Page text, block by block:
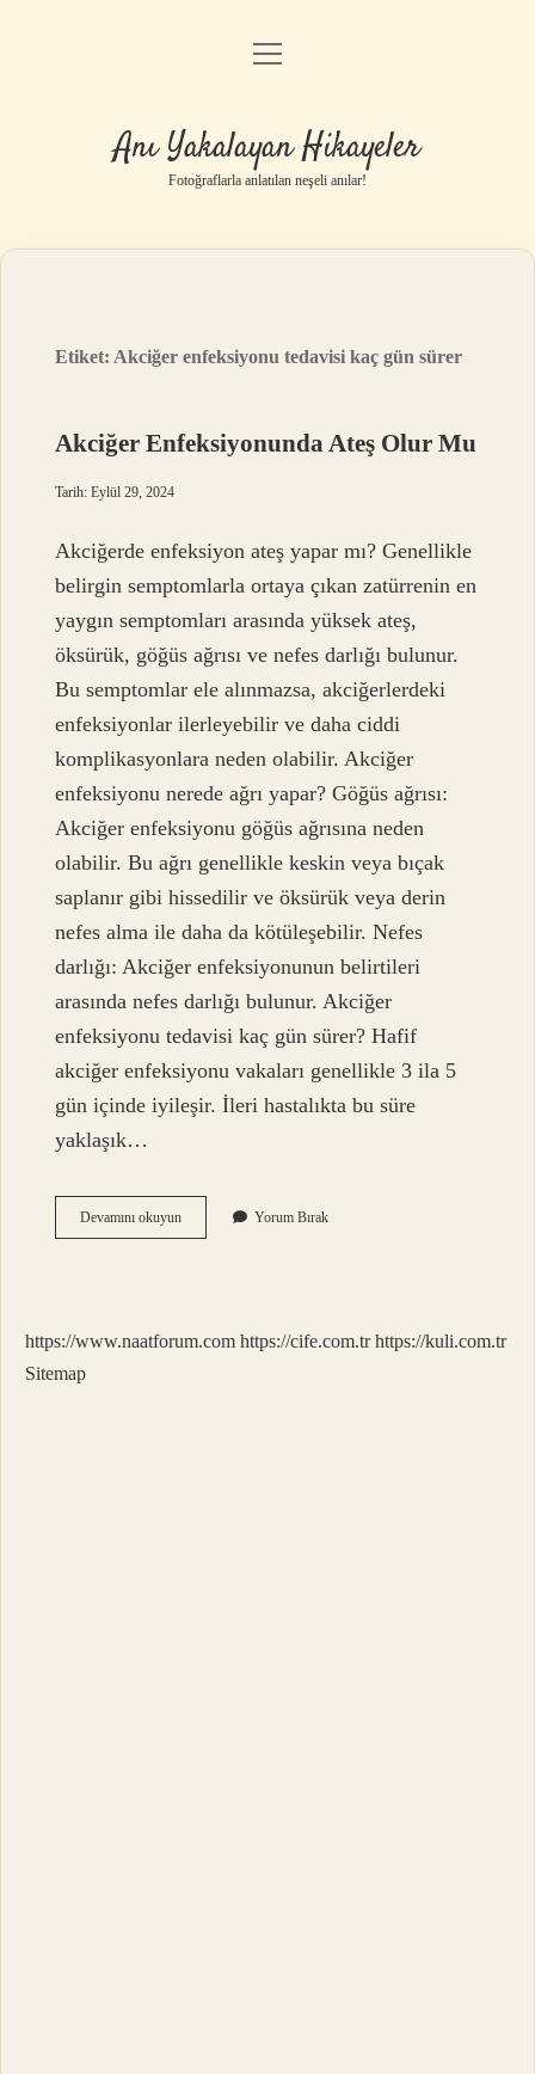
Anasayfa
Yasal Uyarı
menüyü
Anı Yakalayan Hikayeler
Fotoğraflarla anlatılan neşeli anılar!
Etiket: Akciğer enfeksiyonu tedavisi kaç gün sürer
Akciğer Enfeksiyonunda Ateş Olur Mu
Tarih: Eylül 29, 2024
Akciğerde enfeksiyon ateş yapar mı? Genellikle
belirgin semptomlarla ortaya çıkan zatürrenin en
yaygın semptomları arasında yüksek ateş,
öksürük, göğüs ağrısı ve nefes darlığı bulunur.
Bu semptomlar ele alınmazsa, akciğerlerdeki
enfeksiyonlar ilerleyebilir ve daha ciddi
komplikasyonlara neden olabilir. Akciğer
enfeksiyonu nerede ağrı yapar? Göğüs ağrısı:
Akciğer enfeksiyonu göğüs ağrısına neden
olabilir. Bu ağrı genellikle keskin veya bıçak
saplanır gibi hissedilir ve öksürük veya derin
nefes alma ile daha da kötüleşebilir. Nefes
darlığı: Akciğer enfeksiyonunun belirtileri
arasında nefes darlığı bulunur. Akciğer
enfeksiyonu tedavisi kaç gün sürer? Hafif
akciğer enfeksiyonu vakaları genellikle 3 ila 5
gün içinde iyileşir. İleri hastalıkta bu süre
yaklaşık…
Devamını okuyunAkciğer
Enfeksiyonunda
Yorum Bırak
https://www.naatforum.com https://cife.com.tr https://kuli.com.tr
Sitemap